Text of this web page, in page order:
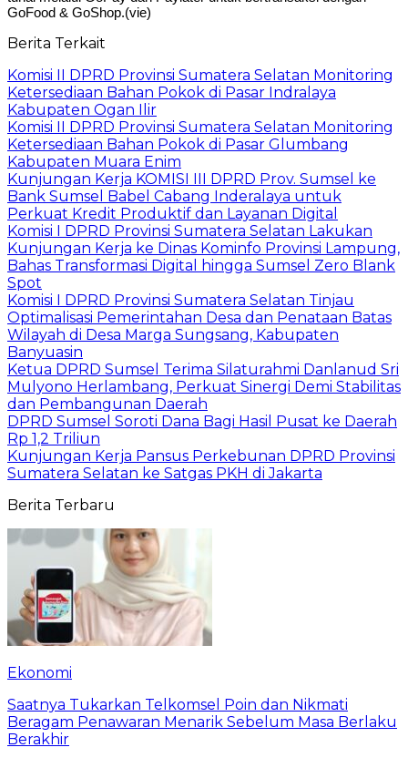
GoFood & GoShop.(vie)
Berita Terkait
Komisi II DPRD Provinsi Sumatera Selatan Monitoring
Ketersediaan Bahan Pokok di Pasar Indralaya
Kabupaten Ogan Ilir
Komisi II DPRD Provinsi Sumatera Selatan Monitoring
Ketersediaan Bahan Pokok di Pasar Glumbang
Kabupaten Muara Enim
Kunjungan Kerja KOMISI III DPRD Prov. Sumsel ke
Bank Sumsel Babel Cabang Inderalaya untuk
Perkuat Kredit Produktif dan Layanan Digital
Komisi I DPRD Provinsi Sumatera Selatan Lakukan
Kunjungan Kerja ke Dinas Kominfo Provinsi Lampung,
Bahas Transformasi Digital hingga Sumsel Zero Blank
Spot
Komisi I DPRD Provinsi Sumatera Selatan Tinjau
Optimalisasi Pemerintahan Desa dan Penataan Batas
Wilayah di Desa Marga Sungsang, Kabupaten
Banyuasin
Ketua DPRD Sumsel Terima Silaturahmi Danlanud Sri
Mulyono Herlambang, Perkuat Sinergi Demi Stabilitas
dan Pembangunan Daerah
DPRD Sumsel Soroti Dana Bagi Hasil Pusat ke Daerah
Rp 1,2 Triliun
Kunjungan Kerja Pansus Perkebunan DPRD Provinsi
Sumatera Selatan ke Satgas PKH di Jakarta
Berita Terbaru
Ekonomi
Saatnya Tukarkan Telkomsel Poin dan Nikmati
Beragam Penawaran Menarik Sebelum Masa Berlaku
Berakhir